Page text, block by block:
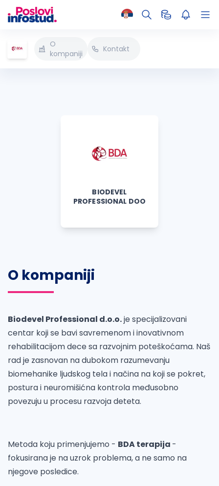
O
kompaniji
Kontakt
BIODEVEL
PROFESSIONAL DOO
O kompaniji
Biodevel Professional d.o.o.je specijalizovani
centar koji se bavi savremenom i inovativnom
rehabilitacijom dece sa razvojnim poteškoćama. Naš
rad je zasnovan na dubokom razumevanju
biomehanike ljudskog tela i načina na koji se pokret,
postura i neuromišićna kontrola međusobno
povezuju u procesu razvoja deteta.
Metoda koju primenjujemo - BDA terapija -
fokusirana je na uzrok problema, a ne samo na
njegove posledice.